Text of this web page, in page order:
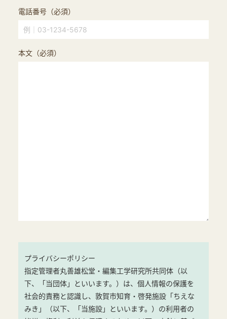
電話番号（必須）
本文（必須）
プライバシーポリシー
指定管理者丸善雄松堂・編集工学研究所共同体（以
下、「当団体」といいます。）は、個人情報の保護を
社会的責務と認識し、敦賀市知育・啓発施設「ちえな
みき」（以下、「当施設」といいます。）の利用者の